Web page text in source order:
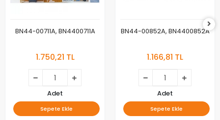
BN44-00711A, BN4400711A
1.750,21 TL
Adet
Sepete Ekle
BN44-00852A, BN4400852A
1.166,81 TL
Adet
Sepete Ekle